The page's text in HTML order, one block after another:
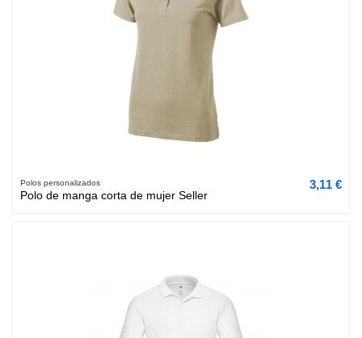
Polos personalizados
Polo de manga corta de mujer Seller
3,11 €